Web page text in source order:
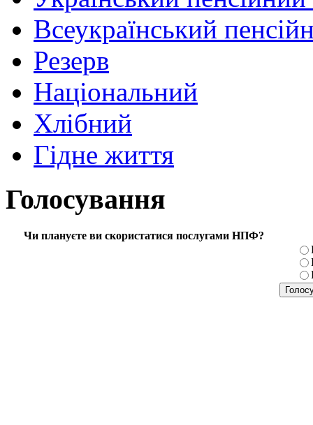
Всеукраїнський
Резерв
Національний
Хлібний
Гідне життя
Голосування
Чи плануєте ви скористатися послугами НПФ?